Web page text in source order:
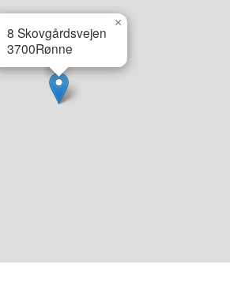
8 Skovgårdsvejen
3700Rønne
×